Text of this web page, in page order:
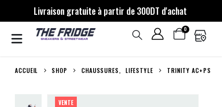
Livraison gratuite à partir de 300DT d'achat
0
ACCUEIL SHOP CHAUSSURES, LIFESTYLE TRINITY AC+PS
VENTE